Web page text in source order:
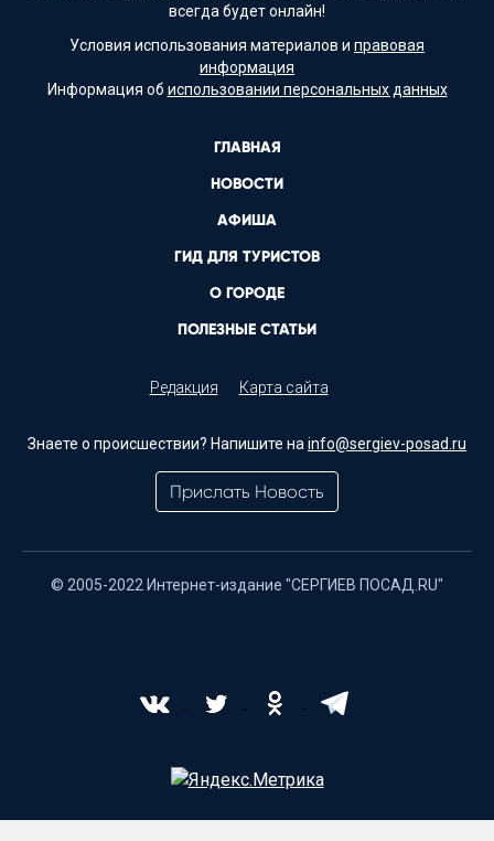
всегда будет онлайн!
Условия использования материалов и правовая
информация
Информация об использовании персональных данных
ГЛАВНАЯ
НОВОСТИ
АФИША
ГИД ДЛЯ ТУРИСТОВ
О ГОРОДЕ
ПОЛЕЗНЫЕ СТАТЬИ
Редакция Карта сайта
Знаете о происшествии? Напишите на info@sergiev-posad.ru
Прислать Новость
© 2005-2022 Интернет-издание "СЕРГИЕВ ПОСАД.RU"